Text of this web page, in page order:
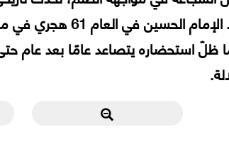
فلم يكن استشهاد
ظلّ استحضاره يتصاعد عامًا بعد عام